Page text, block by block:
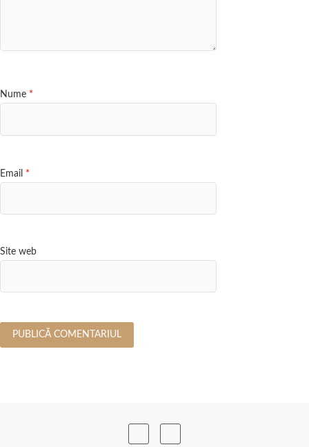
Nume *
Email *
Site web